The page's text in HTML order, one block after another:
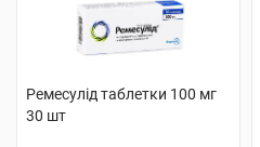
Ремесулід таблетки 100 мг
30 шт